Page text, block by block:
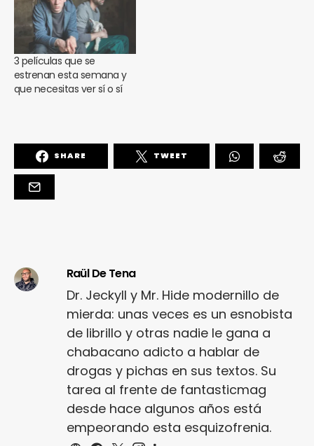
3 películas que se
estrenan esta semana y
que necesitas ver sí o sí
SHARE TWEET
Raül De Tena
Dr. Jeckyll y Mr. Hide modernillo de
mierda: unas veces es un esnobista
de librillo y otras nadie le gana a
chabacano adicto a hablar de
drogas y pichas en sus textos. Su
tarea al frente de fantasticmag
desde hace algunos años está
empeorando esta esquizofrenia.